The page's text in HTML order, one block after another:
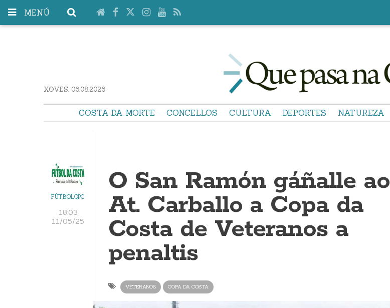
MENÚ
XOVES. 06.08.2026
COSTA DA MORTE CONCELLOS CULTURA DEPORTES NATUREZA
FÚTBOLQPC
18:03
11/05/25
O San Ramón gáñalle ao
At. Carballo a Copa da
Costa de Veteranos a
penaltis
VETERANOS COPA DA COSTA